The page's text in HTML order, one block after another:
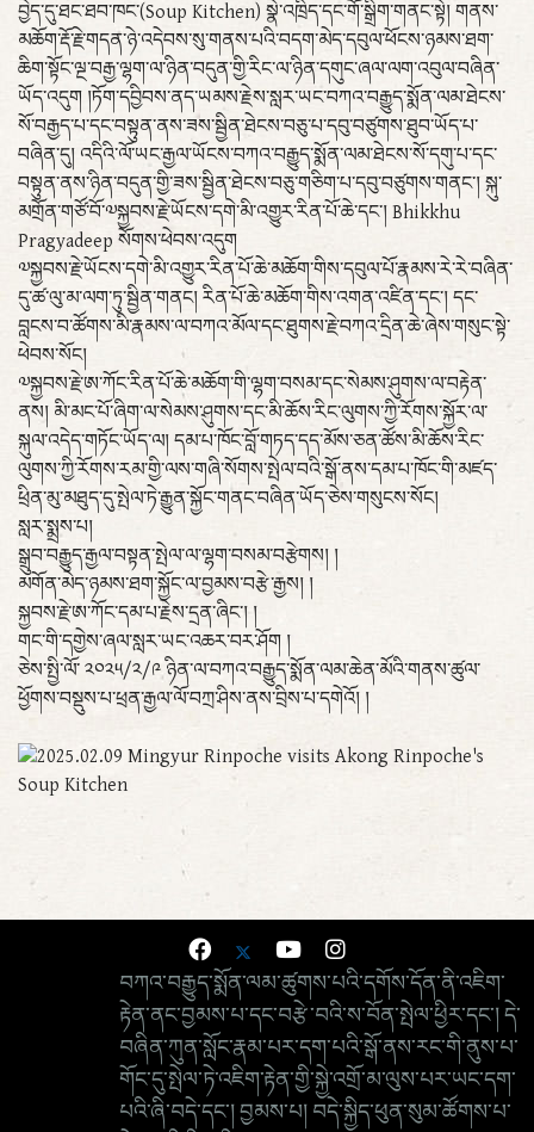
བྱེད་དུ་ཐང་ཐབ་ཁང་(Soup Kitchen) སྣེ་འཁྲིད་དང་གོ་སྒྲིག་གནང་སྟེ། གནས་
མཆོག་རྡོ་རྗེ་གདན་ཉེ་འདེབས་སུ་གནས་པའི་བདག་མེད་དབུལ་ཕོངས་ཉམས་ཐག་
ཆིག་སྟོང་ལྔ་བརྒྱ་ལྷག་ལ་ཉིན་བདུན་གྱི་རིང་ལ་ཉིན་དགུང་ཞལ་ལག་འབུལ་བཞིན་
ཡོད་འདུག །ཏོག་དབྱིབས་ནད་ཡམས་རྗེས་སླར་ཡང་བཀའ་བརྒྱུད་སྨོན་ལམ་ཐེངས་
སོ་བརྒྱད་པ་དང་བསྟུན་ནས་ཟས་སྦྱིན་ཐེངས་བཅུ་པ་དབུ་བཙུགས་ཐུབ་ཡོད་པ་
བཞིན་དུ། འདིའི་ལོ་ཡང་རྒྱལ་ཡོངས་བཀའ་བརྒྱུད་སྨོན་ལམ་ཐེངས་སོ་དགུ་པ་དང་
བསྟུན་ནས་ཉིན་བདུན་གྱི་ཟས་སྦྱིན་ཐེངས་བཅུ་གཅིག་པ་དབུ་བཙུགས་གནང་། སྐུ་
མགྲོན་གཙོ་བོ་༧སྐྱབས་རྗེ་ཡོངས་དགེ་མི་འགྱུར་རིན་པོ་ཆེ་དང་། Bhikkhu
Pragyadeep སོགས་ཕེབས་འདུག
༧སྐྱབས་རྗེ་ཡོངས་དགེ་མི་འགྱུར་རིན་པོ་ཆེ་མཆོག་གིས་དབུལ་པོ་རྣམས་རེ་རེ་བཞིན་
དུ་ཚ་ལུ་མ་ལག་ཏུ་སྦྱིན་གནང། རིན་པོ་ཆེ་མཆོག་གིས་འགན་འཛིན་དང་། དང་
བླངས་བ་ཚོགས་མི་རྣམས་ལ་བཀའ་མོལ་དང་ཐུགས་རྗེ་བཀའ་དྲིན་ཆེ་ཞེས་གསུང་སྟེ་
ཕེབས་སོང།
༧སྐྱབས་རྗེ་ཨ་ཀོང་རིན་པོ་ཆེ་མཆོག་གི་ལྷག་བསམ་དང་སེམས་ཤུགས་ལ་བརྟེན་
ནས། མི་མང་པོ་ཞིག་ལ་སེམས་ཤུགས་དང་མི་ཆོས་རིང་ལུགས་ཀྱི་རོགས་སྐྱོར་ལ་
སྐུལ་འདེད་གཏོང་ཡོད་ལ། དམ་པ་ཁོང་བློ་གཏད་དད་མོས་ཅན་ཚོས་མི་ཆོས་རིང་
ལུགས་ཀྱི་རོགས་རམ་གྱི་ལས་གཞི་སོགས་སྤེལ་བའི་སྒོ་ནས་དམ་པ་ཁོང་གི་མཛད་
ཕྲིན་མུ་མཐུད་དུ་སྤེལ་ཏེ་རྒྱུན་སྐྱོང་གནང་བཞིན་ཡོད་ཅེས་གསུངས་སོང།
སླར་སྨྲས་པ།
སྒྲུབ་བརྒྱུད་རྒྱལ་བསྟན་སྤེལ་ལ་ལྷག་བསམ་བརྩེགས། །
མགོན་མེད་ཉམས་ཐག་སྐྱོང་ལ་བྱམས་བརྩེ་རྒྱས། །
སྐྱབས་རྗེ་ཨ་ཀོང་དམ་པ་རྗེས་དྲན་ཞིང་། །
གང་གི་དགྱེས་ཞལ་སླར་ཡང་འཆར་བར་ཤོག །
ཅེས་སྤྱི་ལོ་ ༢༠༢༥/༢/༩ ཉིན་ལ་བཀའ་བརྒྱུད་སྨོན་ལམ་ཆེན་མོའི་གནས་ཚུལ་
ཕྱོགས་བསྡུས་པ་ཕྲན་རྒྱལ་ལོ་བཀྲ་ཤིས་ནས་བྲིས་པ་དགེའོ། །
བཀའ་བརྒྱུད་སྨོན་ལམ་ཚུགས་པའི་དགོས་དོན་ནི་འཇིག་
རྟེན་ནང་བྱམས་པ་དང་བརྩེ་བའི་ས་བོན་སྤེལ་ཕྱིར་དང་། དེ་
བཞིན་ཀུན་སློང་རྣམ་པར་དག་པའི་སྒོ་ནས་རང་གི་ནུས་པ་
གོང་དུ་སྤེལ་ཏེ་འཇིག་རྟེན་གྱི་སྐྱེ་འགྲོ་མ་ལུས་པར་ཡང་དག་
པའི་ཞི་བདེ་དང་། བྱམས་པ། བདེ་སྐྱིད་ཕུན་སུམ་ཚོགས་པ་